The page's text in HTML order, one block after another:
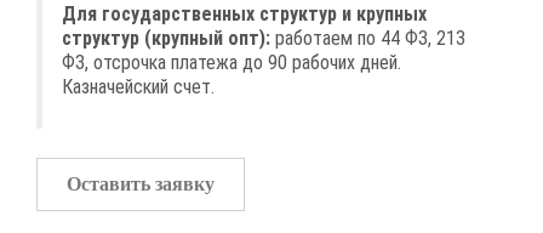
Для государственных структур и крупных
структур (крупный опт): работаем по 44 ФЗ, 213
ФЗ, отсрочка платежа до 90 рабочих дней.
Казначейский счет.
Оставить заявку